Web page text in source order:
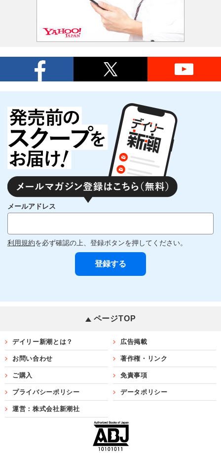
メールアドレス
利用規約を必ず確認の上、登録ボタンを押してください。
ページTOP
デイリー新潮とは？ 広告掲載
お問い合わせ 著作権・リンク
ご購入 免責事項
プライバシーポリシー データポリシー
運営：株式会社新潮社